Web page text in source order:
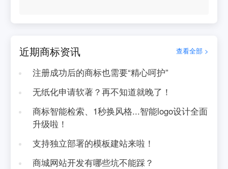
近期商标资讯 查看全部 >
注册成功后的商标也需要“精心呵护”
无纸化申请软著？再不知道就晚了！
商标智能检索、1秒换风格...智能logo设计全面
升级啦！
支持独立部署的模板建站来啦！
商城网站开发有哪些坑不能踩？